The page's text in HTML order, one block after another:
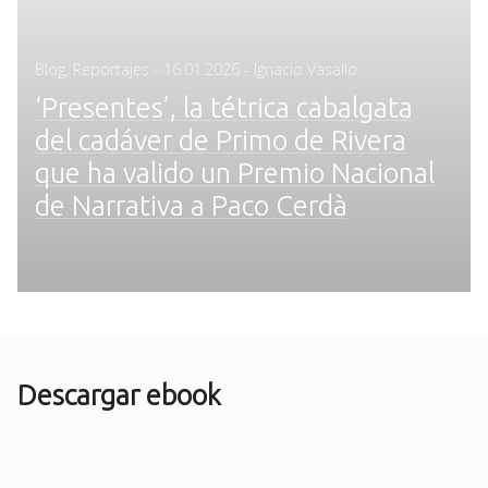
Blog Reportajes - Posted
16.01.2026 - Ignacio Vasallo
‘Presentes’, la tétrica cabalgata
del cadáver de Primo de Rivera
que ha valido un Premio Nacional
de Narrativa a Paco Cerdà
Descargar ebook